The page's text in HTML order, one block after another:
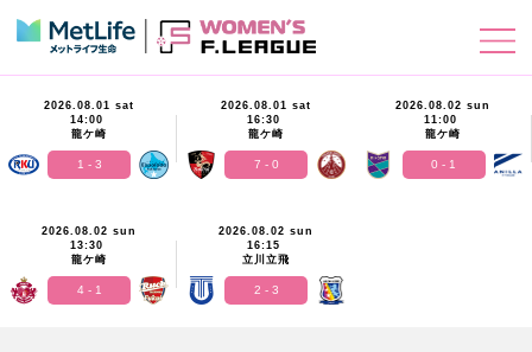
2026.08.01 sat
14:00
龍ケ崎
1 - 3
2026.08.01 sat
16:30
龍ケ崎
7 - 0
2026.08.02 sun
11:00
龍ケ崎
0 - 1
2026.08.02 sun
13:30
龍ケ崎
4 - 1
2026.08.02 sun
16:15
立川立飛
2 - 3